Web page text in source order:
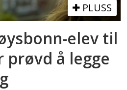
PLUSS
elev til
prøvd å legge